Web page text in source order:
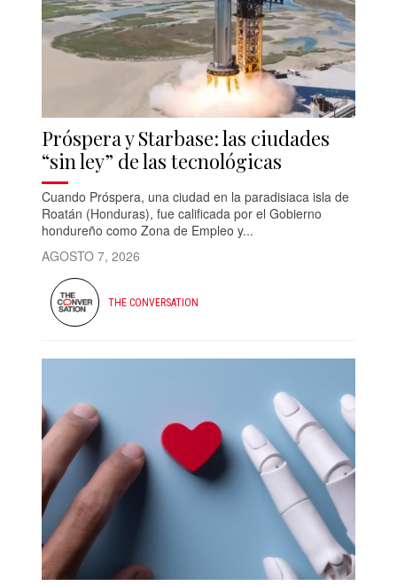
Próspera y Starbase: las ciudades
“sin ley” de las tecnológicas
Cuando Próspera, una ciudad en la paradisiaca isla de
Roatán (Honduras), fue calificada por el Gobierno
hondureño como Zona de Empleo y...
AGOSTO 7, 2026
THE CONVERSATION